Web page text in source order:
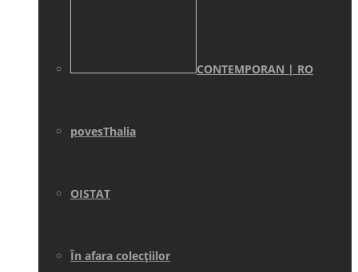
CONTEMPORAN | RO
povesThalia
OISTAT
În afara colecţiilor